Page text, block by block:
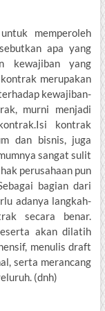
memperoleh
apa yang
kewajiban yang
merupakan
kewajiban-
murni menjadi
kontrak
dan bisnis, juga
sangat sulit
perusahaan pun
bagian dari
adanya langkah-
secara benar.
akan dilatih
menulis draft
serta merancang
(dnh)